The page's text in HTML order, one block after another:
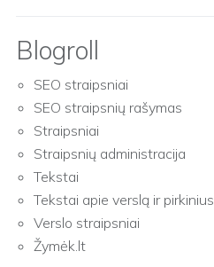
Blogroll
SEO straipsniai
SEO straipsnių rašymas
Straipsniai
Straipsnių administracija
Tekstai
Tekstai apie verslą ir pirkinius
Verslo straipsniai
Žymėk.lt